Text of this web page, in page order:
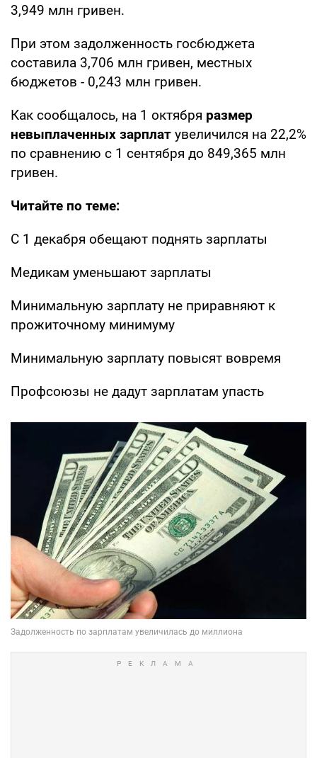
3,949 млн гривен.
При этом задолженность госбюджета
составила 3,706 млн гривен, местных
бюджетов - 0,243 млн гривен.
Как сообщалось, на 1 октября размер
невыплаченных зарплат увеличился на 22,2%
по сравнению с 1 сентября до 849,365 млн
гривен.
Читайте по теме:
С 1 декабря обещают поднять зарплаты
Медикам уменьшают зарплаты
Минимальную зарплату не приравняют к
прожиточному минимуму
Минимальную зарплату повысят вовремя
Профсоюзы не дадут зарплатам упасть